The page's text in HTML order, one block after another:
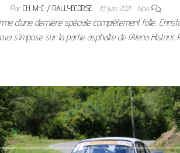
ParCH. M-C / RALLYECORSE 10 juin 2021 Non
d’une dernière spéciale complètement folle,
s’impose sur la partie asphalte de l’Aleria Historic